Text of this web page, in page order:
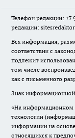
Телефон редакции: +7
редакции:
Вся информация,
соответствии с
подлежит
том числе
как с письменного
Знак
«На информационном
технологии
информации на
относящихся к